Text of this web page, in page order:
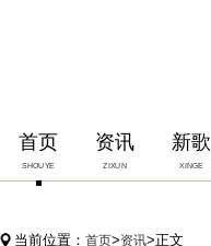
首页
SHOUYE
资讯
ZIXUN
新歌
XINGE
当前位置： 首页>资讯>正文